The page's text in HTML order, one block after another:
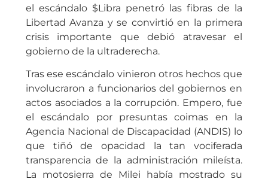
el escándalo $Libra penetró las fibras de la
Libertad Avanza y se convirtió en la primera
crisis importante que debió atravesar el
gobierno de la ultraderecha.
Tras ese escándalo vinieron otros hechos que
involucraron a funcionarios del gobiernos en
actos asociados a la corrupción. Empero, fue
el escándalo por presuntas coimas en la
Agencia Nacional de Discapacidad (ANDIS) lo
que tiñó de opacidad la tan vociferada
transparencia de la administración mileísta.
La motosierra de Milei había mostrado su